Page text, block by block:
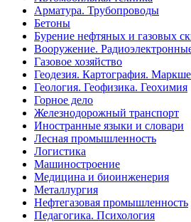
Арматура. Трубопроводы
Бетоны
Бурение нефтяных и газовых
Вооружение.
Газовое хозяйство
Геодезия. Картография.
Геология. Геофизика. Геохимия
Горное дело
Железнодорожный транспорт
Иностранные языки и словари
Лесная промышленность
Логистика
Машиностроение
Медицина и биоинженерия
Металлургия
Нефтегазовая промышленность
Педагогика. Психология